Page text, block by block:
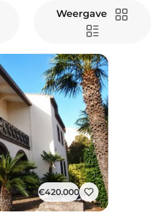
Weergave
€420.000